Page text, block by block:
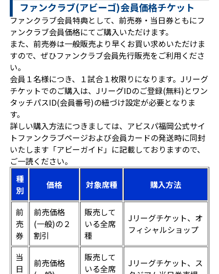
ファンクラブ(アビーゴ)会員価格チケット
ファンクラブ会員特典として、前売券・当日券ともにフ
ァンクラブ会員価格にてご購入いただけます。
また、前売券は一般販売より早くお買い求めいただけま
すので、ぜひファンクラブ会員先行販売をご利用くださ
い。
会員１名様につき、１試合１枚限りになります。Jリーグ
チケットでのご購入は、JリーグIDのご登録(無料)とワン
タッチパスID(会員番号)の紐づけ設定が必要となりま
す。
詳しい購入方法につきましては、アビスパ福岡公式サイ
トファンクラブページおよび会員カードの発送時に同封
いたします「アビーガイド」に記載しておりますので、
ご一読ください。
種
別
価格 対象席種 購入方法
前
売
券
前売価格
(一般)の２
割引
販売して
いる全席
種
Jリーグチケット、オ
フィシャルショップ
当
日
前売価格
販売して
いる全席
Jリーグチケット、ス